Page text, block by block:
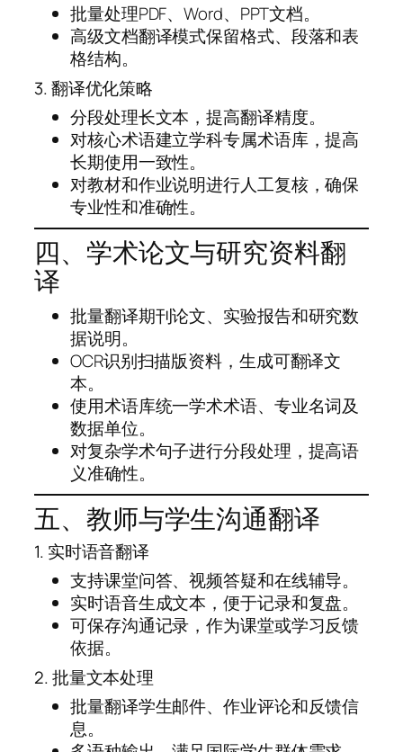
批量处理PDF、Word、PPT文档。
高级文档翻译模式保留格式、段落和表
格结构。
3. 翻译优化策略
分段处理长文本，提高翻译精度。
对核心术语建立学科专属术语库，提高
长期使用一致性。
对教材和作业说明进行人工复核，确保
专业性和准确性。
四、学术论文与研究资料翻
译
批量翻译期刊论文、实验报告和研究数
据说明。
OCR识别扫描版资料，生成可翻译文
本。
使用术语库统一学术术语、专业名词及
数据单位。
对复杂学术句子进行分段处理，提高语
义准确性。
五、教师与学生沟通翻译
1. 实时语音翻译
支持课堂问答、视频答疑和在线辅导。
实时语音生成文本，便于记录和复盘。
可保存沟通记录，作为课堂或学习反馈
依据。
2. 批量文本处理
批量翻译学生邮件、作业评论和反馈信
息。